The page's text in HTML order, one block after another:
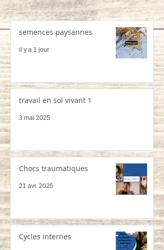
semences paysannes
il y a 1 jour
travail en sol vivant 1
3 mai 2025
Chocs traumatiques
21 avr. 2025
Cycles internes